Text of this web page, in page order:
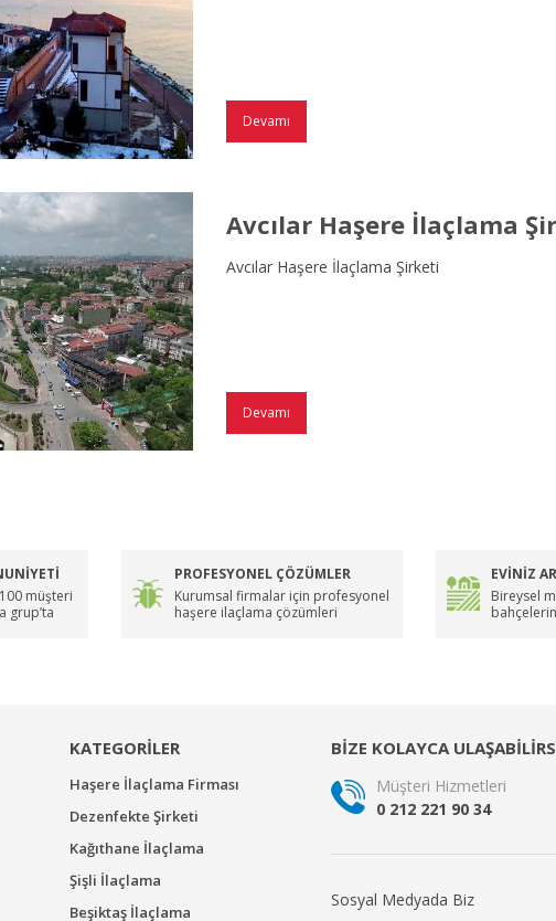
Devamı
Avcılar Haşere İlaçlama
Avcılar Haşere İlaçlama Şirketi
Devamı
müşteri
grup’ta
PROFESYONEL ÇÖZÜMLER
Kurumsal firmalar için profesyonel
haşere ilaçlama çözümleri
EVİNİZ
Bireysel
KATEGORİLER
Haşere İlaçlama Firması
Dezenfekte Şirketi
Kağıthane İlaçlama
Şişli İlaçlama
Beşiktaş İlaçlama
BİZE KOLAYCA
Müşteri Hizmetleri
0 212 221 90 34
Sosyal Medyada Biz